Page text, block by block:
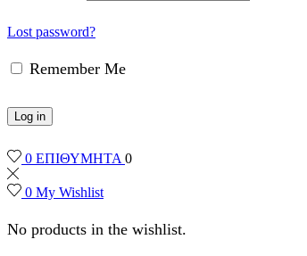
Lost password?
Remember Me
Log in
0 ΕΠΙΘΥΜΗΤΑ 0
0 My Wishlist
No products in the wishlist.